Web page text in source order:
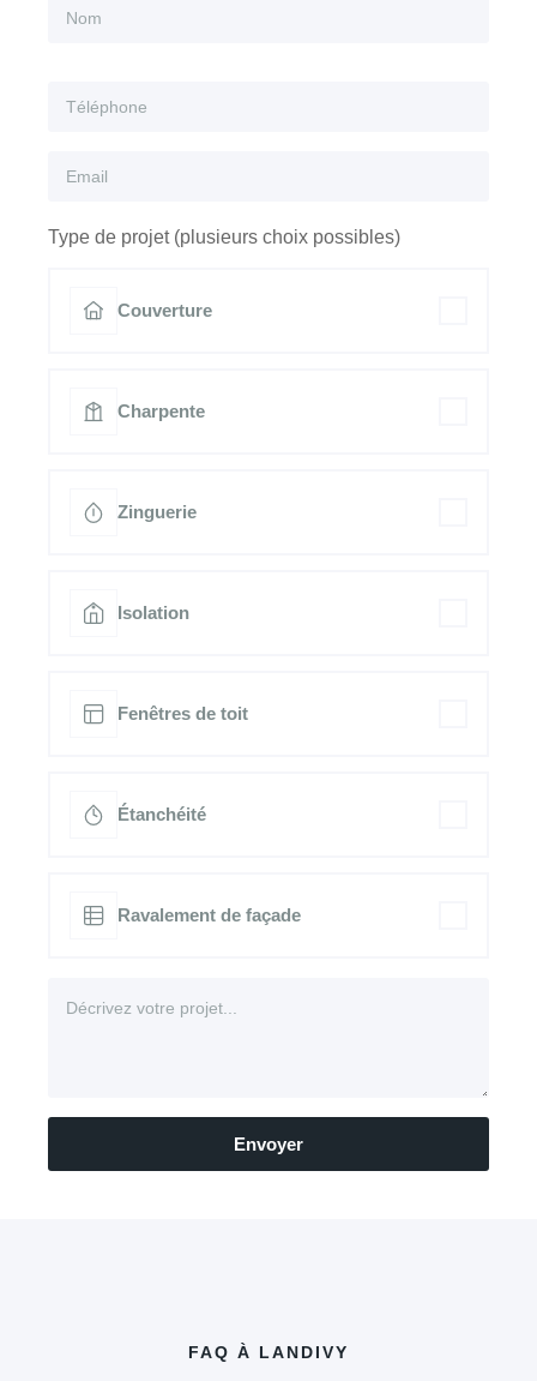
Type de projet (plusieurs choix possibles)
Couverture
Charpente
Zinguerie
Isolation
Fenêtres de toit
Étanchéité
Ravalement de façade
Envoyer
FAQ À LANDIVY